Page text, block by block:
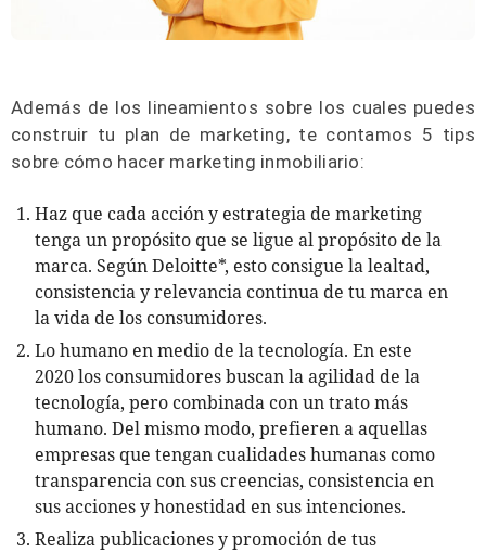
Además de los lineamientos sobre los cuales puedes
construir tu plan de marketing, te contamos 5 tips
sobre cómo hacer marketing inmobiliario:
Haz que cada acción y estrategia de marketing
tenga un propósito que se ligue al propósito de la
marca. Según Deloitte*, esto consigue la lealtad,
consistencia y relevancia continua de tu marca en
la vida de los consumidores.
Lo humano en medio de la tecnología. En este
2020 los consumidores buscan la agilidad de la
tecnología, pero combinada con un trato más
humano. Del mismo modo, prefieren a aquellas
empresas que tengan cualidades humanas como
transparencia con sus creencias, consistencia en
sus acciones y honestidad en sus intenciones.
Realiza publicaciones y promoción de tus